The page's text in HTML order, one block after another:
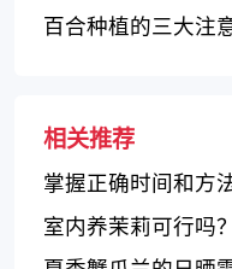
学生就业成功
百合种植的三大注
相关推荐
掌握正确时间和方
室内养茉莉可行吗